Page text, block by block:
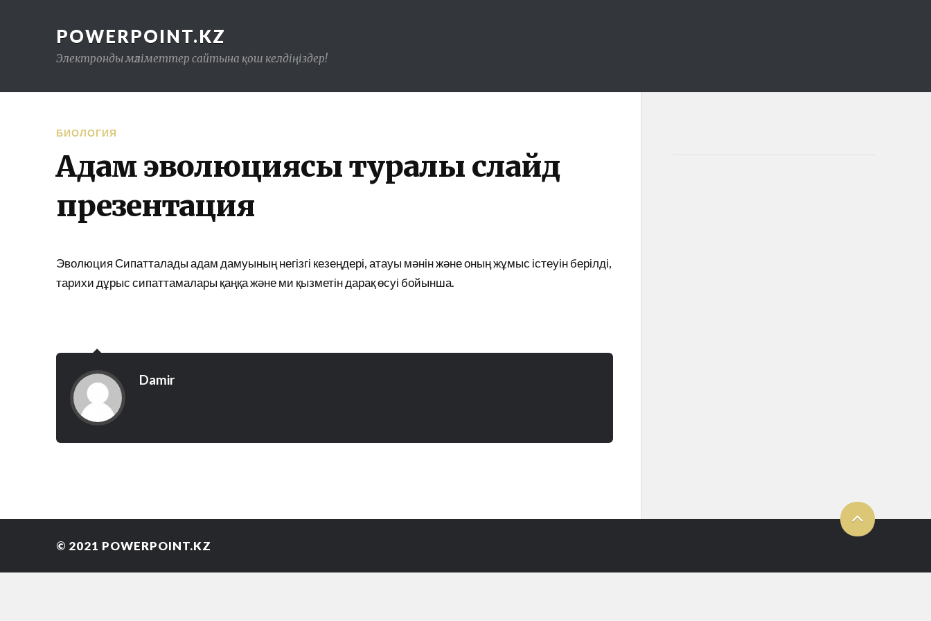
POWERPOINT.KZ
Электронды мәліметтер сайтына қош келдіңіздер!
БИОЛОГИЯ
Адам эволюциясы туралы слайд
презентация
Эволюция Сипатталады адам дамуының негізгі кезеңдері, атауы мәнін және оның жұмыс істеуін берілді,
тарихи дұрыс сипаттамалары қаңқа және ми қызметін дарақ өсуі бойынша.
Damir
© 2021 POWERPOINT.KZ